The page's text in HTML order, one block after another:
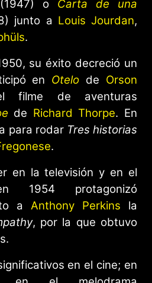
o Carta de una
junto a Louis Jourdan,
.
su éxito decreció un
en Otelo de Orson
de aventuras
de Richard Thorpe. En
para rodar Tres historias
.
en la televisión y en el
1954 protagonizó
a Anthony Perkins la
, por la que obtuvo
en el cine; en